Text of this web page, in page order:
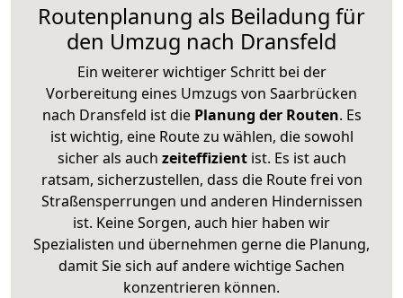
Routenplanung als Beiladung für
den Umzug nach Dransfeld
Ein weiterer wichtiger Schritt bei der
Vorbereitung eines Umzugs von Saarbrücken
nach Dransfeld ist diePlanung der Routen. Es
ist wichtig, eine Route zu wählen, die sowohl
sicher als auch zeiteffizientist. Es ist auch
ratsam, sicherzustellen, dass die Route frei von
Straßensperrungen und anderen Hindernissen
ist. Keine Sorgen, auch hier haben wir
Spezialisten und übernehmen gerne die Planung,
damit Sie sich auf andere wichtige Sachen
konzentrieren können.